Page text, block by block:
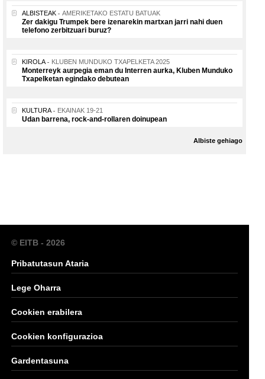
ALBISTEAK AMERIKETAKO ESTATU BATUAK
Zer dakigu Trumpek bere izenarekin martxan jarri nahi duen
telefono zerbitzuari buruz?
KIROLA KLUBEN MUNDUKO TXAPELKETA 2025
Monterreyk aurpegia eman du Interren aurka, Kluben Munduko
Txapelketan egindako debutean
KULTURA EKAINAK 19-21
Udan barrena, rock-and-rollaren doinupean
Albiste gehiago
© EITB - 2026
Pribatutasun Ataria
Lege Oharra
Cookien erabilera
Cookien konfigurazioa
Gardentasuna